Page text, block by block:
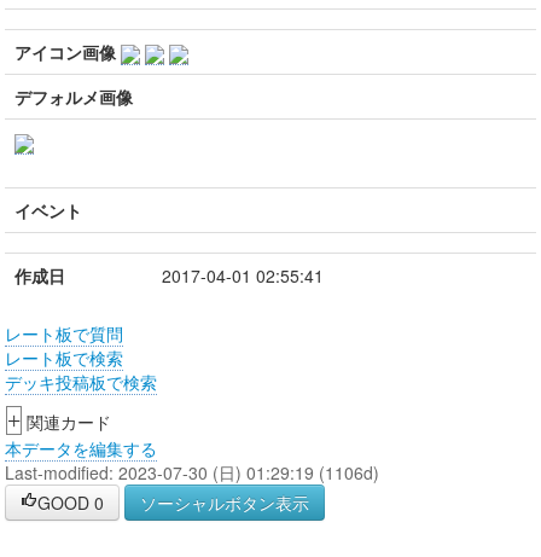
アイコン画像
デフォルメ画像
イベント
作成日 2017-04-01 02:55:41
レート板で質問
レート板で検索
デッキ投稿板で検索
+ 関連カード
本データを編集する
Last-modified: 2023-07-30 (日) 01:29:19 (1106d)
GOOD 0 ソーシャルボタン表示